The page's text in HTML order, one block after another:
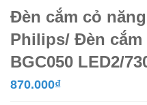
Đèn cắm cỏ
Philips/ Đèn cắm
BGC050 LED2/
870.000₫